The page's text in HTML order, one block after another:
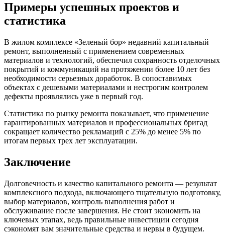
Примеры успешных проектов и
статистика
В жилом комплексе «Зеленый бор» недавний капитальный
ремонт, выполненный с применением современных
материалов и технологий, обеспечил сохранность отделочных
покрытий и коммуникаций на протяжении более 10 лет без
необходимости серьезных доработок. В сопоставимых
объектах с дешевыми материалами и нестрогим контролем
дефекты проявлялись уже в первый год.
Статистика по рынку ремонта показывает, что применение
гарантированных материалов и профессиональных бригад
сокращает количество рекламаций с 25% до менее 5% по
итогам первых трех лет эксплуатации.
Заключение
Долговечность и качество капитального ремонта — результат
комплексного подхода, включающего тщательную подготовку,
выбор материалов, контроль выполнения работ и
обслуживание после завершения. Не стоит экономить на
ключевых этапах, ведь правильные инвестиции сегодня
сэкономят вам значительные средства и нервы в будущем.